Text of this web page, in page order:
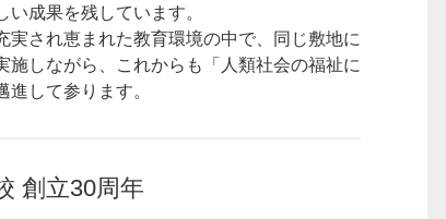
成果を残しています。
され恵まれた教育環境の中で、同じ敷地に
施しながら、これからも「人類社会の福祉に
して参ります。
創立30周年